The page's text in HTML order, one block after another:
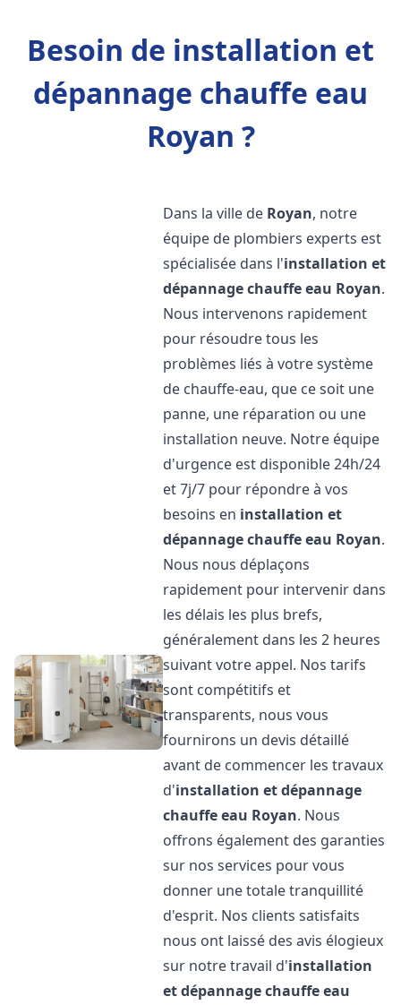
Besoin de installation et
dépannage chauffe eau
Royan ?
Dans la ville de Royan, notre
équipe de plombiers experts est
spécialisée dans l'installation et
dépannage chauffe eau Royan.
Nous intervenons rapidement
pour résoudre tous les
problèmes liés à votre système
de chauffe-eau, que ce soit une
panne, une réparation ou une
installation neuve. Notre équipe
d'urgence est disponible 24h/24
et 7j/7 pour répondre à vos
besoins en installation et
dépannage chauffe eau Royan.
Nous nous déplaçons
rapidement pour intervenir dans
les délais les plus brefs,
généralement dans les 2 heures
suivant votre appel. Nos tarifs
sont compétitifs et
transparents, nous vous
fournirons un devis détaillé
avant de commencer les travaux
d'installation et dépannage
chauffe eau Royan. Nous
offrons également des garanties
sur nos services pour vous
donner une totale tranquillité
d'esprit. Nos clients satisfaits
nous ont laissé des avis élogieux
sur notre travail d'installation
et dépannage chauffe eau